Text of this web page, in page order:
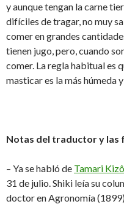
y aunque tengan la carne
difíciles de tragar, no muy
comer en grandes
tienen jugo, pero, cuando
comer. La regla habitual es
masticar es la más húmeda
Notas del traductor y las
– Ya se habló de Tamari
31 de julio. Shiki leía su
doctor en Agronomía